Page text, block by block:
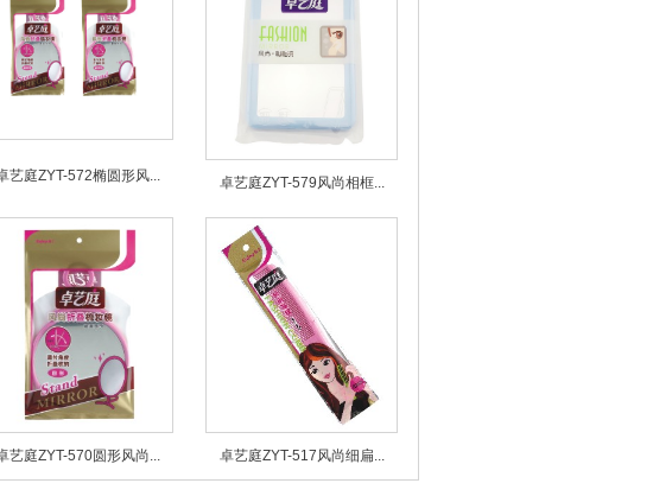
艺庭ZYT-572椭圆形风... 卓艺庭ZYT-579风尚相框...
艺庭ZYT-570圆形风尚... 卓艺庭ZYT-517风尚细扁...